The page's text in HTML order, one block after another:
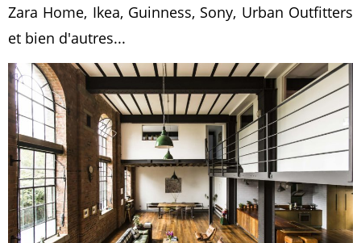
Zara Home, Ikea, Guinness, Sony, Urban Outfitters
et bien d'autres...